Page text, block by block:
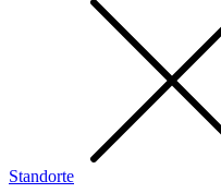
Standorte